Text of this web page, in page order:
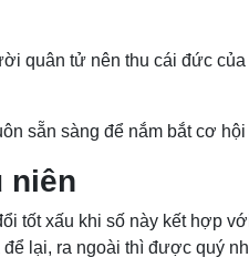
quân tử nên thu cái đức
sẵn sàng để nắm bắt cơ
niên
tốt xấu khi số này kết hợp
lại, ra ngoài thì được quý